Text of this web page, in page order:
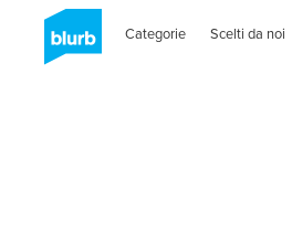
Categorie Scelti da noi